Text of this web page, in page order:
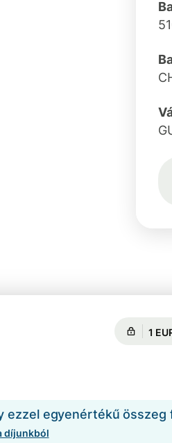
ezzel egyenértékű összeg
díjunkból